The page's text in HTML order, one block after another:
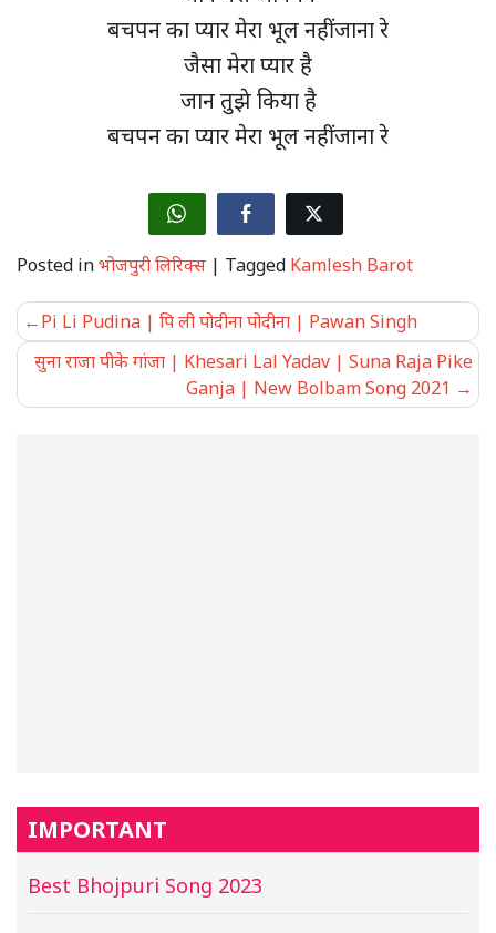
बचपन का प्यार मेरा भूल नहीं जाना रे
जैसा मेरा प्यार है
जान तुझे किया है
बचपन का प्यार मेरा भूल नहीं जाना रे
Posted inभोजपुरी लिरिक्स | Tagged Kamlesh Barot
Post
navigation
Pi Li Pudina | पि ली पोदीना पोदीना | Pawan Singh
सुना राजा पीके गांजा | Khesari Lal Yadav | Suna Raja Pike
Ganja | New Bolbam Song 2021
IMPORTANT
Best Bhojpuri Song 2023